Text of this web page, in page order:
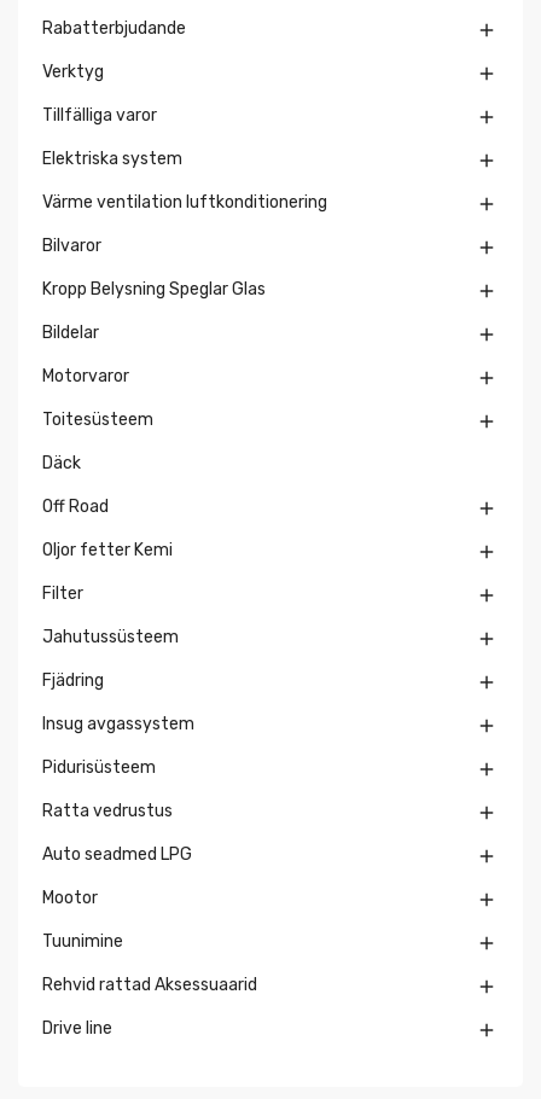
Rabatterbjudande 
Verktyg 
Tillfälliga varor 
Elektriska system 
Värme ventilation luftkonditionering 
Bilvaror 
Kropp Belysning Speglar Glas 
Bildelar 
Motorvaror 
Toitesüsteem 
Däck
Off Road 
Oljor fetter Kemi 
Filter 
Jahutussüsteem 
Fjädring 
Insug avgassystem 
Pidurisüsteem 
Ratta vedrustus 
Auto seadmed LPG 
Mootor 
Tuunimine 
Rehvid rattad Aksessuaarid 
Drive line 